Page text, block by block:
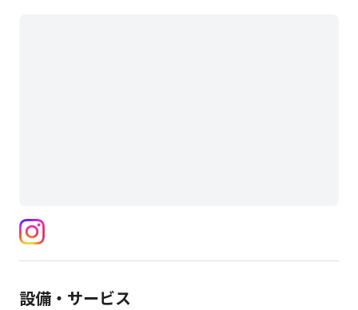
設備・サービス